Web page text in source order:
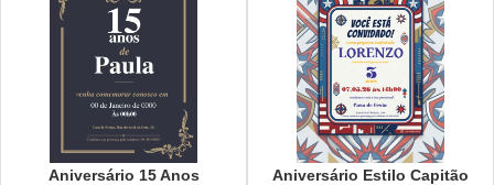
Aniversário 15 Anos Aniversário Estilo Capitão